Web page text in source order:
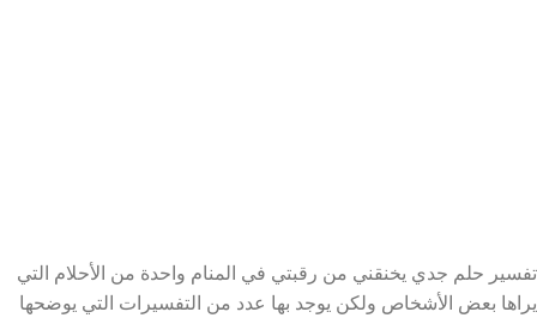
تفسير حلم جدي يخنقني من رقبتي في المنام واحدة من الأحلام التي
يراها بعض الأشخاص ولكن يوجد بها عدد من التفسيرات التي يوضحها